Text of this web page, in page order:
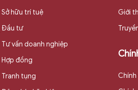
Sở hữu trí tuệ
Đầu tư
Tư vấn doanh nghiệp
Hợp đồng
Tranh tụng
Giới
Chính